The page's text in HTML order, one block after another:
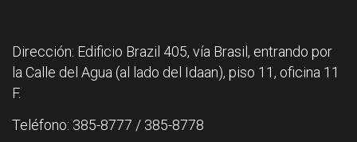
Dirección: Edificio Brazil 405, vía Brasil, entrando por
la Calle del Agua (al lado del Idaan), piso 11, oficina 11
F.
Teléfono: 385-8777 / 385-8778